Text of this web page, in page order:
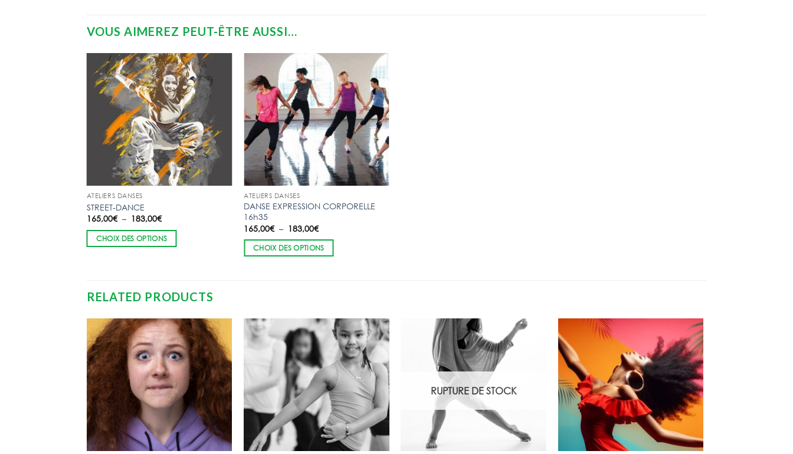
VOUS AIMEREZ PEUT-ÊTRE AUSSI…
ATELIERS DANSES
STREET-DANCE
165,00€ – 183,00€Plage
prix :
165,00€
à
CHOIX DES OPTIONS
ATELIERS DANSES
DANSE EXPRESSION CORPORELLE
16h35
165,00€ – 183,00€Plage
prix :
165,00€
CHOIX DES OPTIONS
RELATED PRODUCTS
RUPTURE DE STOCK